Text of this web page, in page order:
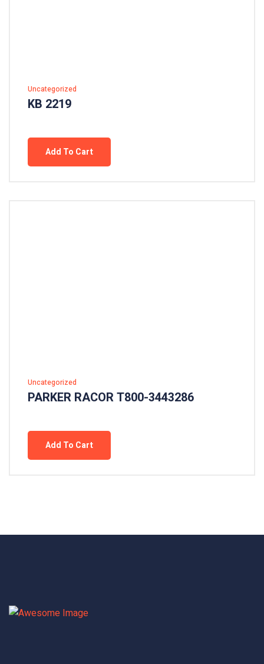
Uncategorized
KB 2219
Add To Cart
Uncategorized
PARKER RACOR T800-3443286
Add To Cart